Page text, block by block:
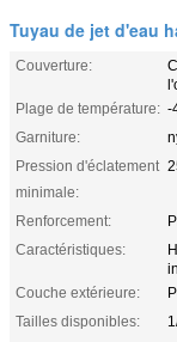
Tuyau de jet d'eau
Couverture:
Plage de température: -
Garniture:
Pression d'éclatement
minimale:
Renforcement:
Caractéristiques:
Couche extérieure:
Tailles disponibles: